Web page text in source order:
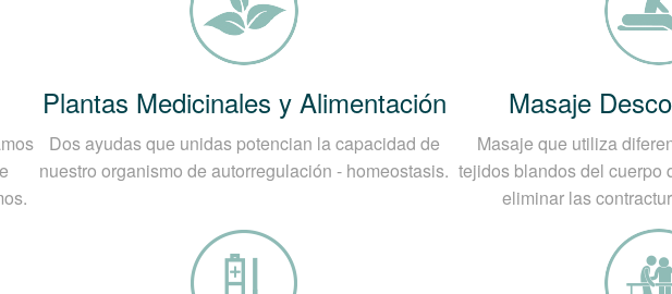
incómoda.
largo.
identificar una causa única y obvia. Los espasmos musculares
superior de la columna vertebral.
Plantas Medicinales y Alimentación
Dos ayudas que unidas potencian la capacidad de
nuestro organismo de autorregulación - homeostasis.
Masaje
Masaje que utiliza
tejidos blandos del cuerpo
eliminar las